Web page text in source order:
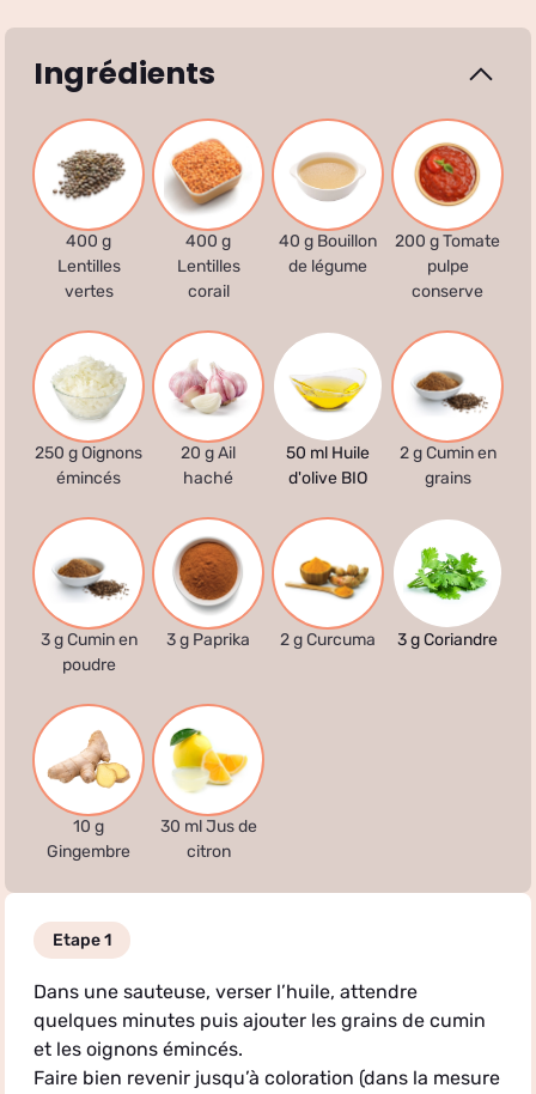
Ingrédients
400 g
Lentilles
vertes
400 g
Lentilles
corail
40 g Bouillon
de légume
200 g Tomate
pulpe
conserve
250 g Oignons
émincés
20 g Ail
haché
50 ml Huile
d'olive BIO
2 g Cumin en
grains
3 g Cumin en
poudre
3 g Paprika 2 g Curcuma 3 g Coriandre
10 g
Gingembre
30 ml Jus de
citron
Etape 1
Dans une sauteuse, verser l’huile, attendre
quelques minutes puis ajouter les grains de cumin
et les oignons émincés.
Faire bien revenir jusqu’à coloration (dans la mesure